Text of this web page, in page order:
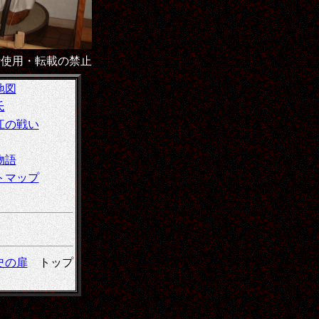
用・転載の禁止
図
の戦い
語
マップ
の扉トップ